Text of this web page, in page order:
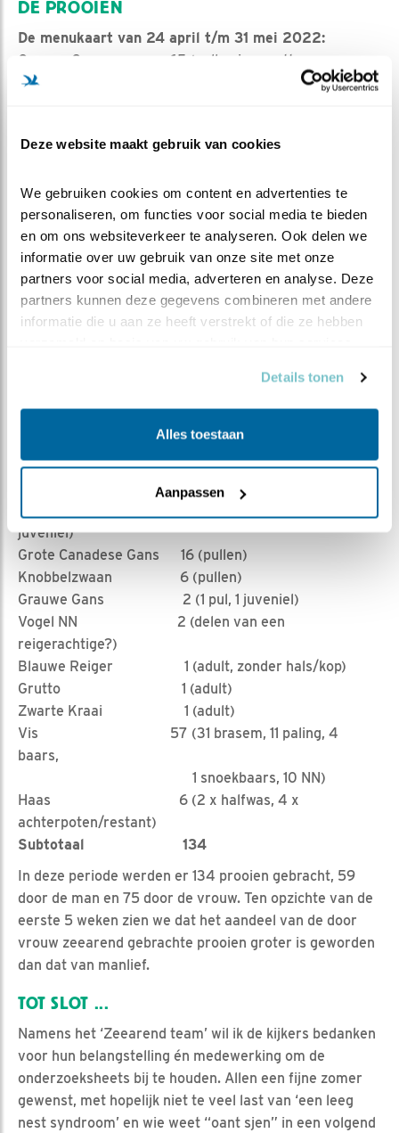
Deze website maakt gebruik van cookies
We gebruiken cookies om content en advertenties te
personaliseren, om functies voor social media te bieden
en om ons websiteverkeer te analyseren. Ook delen we
informatie over uw gebruik van onze site met onze
partners voor social media, adverteren en analyse. Deze
partners kunnen deze gegevens combineren met andere
informatie die u aan ze heeft verstrekt of die ze hebben
Details tonen
Alles toestaan
Aanpassen
DE PROOIEN
De menukaart van 24 april t/m 31 mei 2022:
Grauwe Gans 65 (pullen in grootte
toenemend)
Wilde Eend 3 (1 adult man, 2 pullen)
Brandgans 1 (adult)
Blauwe Reiger 1 (2 poten)
Vis 21 (17 brasem, 2 paling, 1
snoekbaars,
1 NN)
Haas 4 (3 x deel van adult, 1 halfwas)
Subtotaal 127
door de man en 43 door de vrouw. Vanaf half mei nam
prooien nadrukkelijk toe!
***
De menukaart van 1 juni t/m 17 juli 2022:
juveniel)
Grote Canadese Gans 16 (pullen)
Knobbelzwaan 6 (pullen)
Grauwe Gans 2 (1 pul, 1 juveniel)
Vogel NN 2 (delen van een
reigerachtige?)
Blauwe Reiger 1 (adult, zonder hals/kop)
Grutto 1 (adult)
Zwarte Kraai 1 (adult)
Vis 57 (31 brasem, 11 paling, 4
baars,
1 snoekbaars, 10 NN)
Haas 6 (2 x halfwas, 4 x
achterpoten/restant)
Subtotaal 134
In deze periode werden er 134 prooien gebracht, 59
door de man en 75 door de vrouw. Ten opzichte van de
eerste 5 weken zien we dat het aandeel van de door
vrouw zeearend gebrachte prooien groter is geworden
dan dat van manlief.
TOT SLOT ...
Namens het ‘Zeearend team’ wil ik de kijkers bedanken
voor hun belangstelling én medewerking om de
onderzoeksheets bij te houden. Allen een fijne zomer
gewenst, met hopelijk niet te veel last van ‘een leeg
nest syndroom’ en wie weet “oant sjen” in een volgend